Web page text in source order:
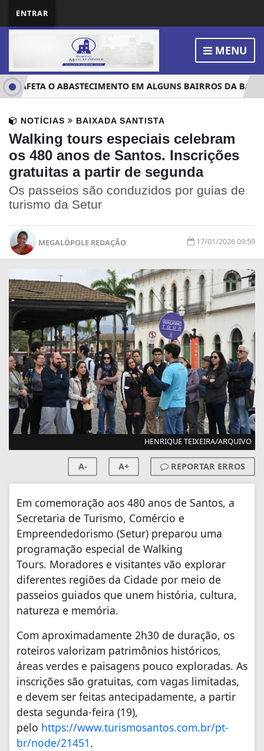
ENTRAR
MENU
AFETA O ABASTECIMENTO EM ALGUNS BAIRROS DA
NOTÍCIAS BAIXADA SANTISTA
Walking tours especiais celebram
os 480 anos de Santos. Inscrições
gratuitas a partir de segunda
Os passeios são conduzidos por guias de
turismo da Setur
MEGALÓPOLE REDAÇÃO 17/01/2026 09:59
HENRIQUE TEIXEIRA/ARQUIVO
A- A+ REPORTAR ERROS
Em comemoração aos 480 anos de Santos, a
Secretaria de Turismo, Comércio e
Empreendedorismo (Setur) preparou uma
programação especial de Walking
Tours. Moradores e visitantes vão explorar
diferentes regiões da Cidade por meio de
passeios guiados que unem história, cultura,
natureza e memória.
Com aproximadamente 2h30 de duração, os
roteiros valorizam patrimônios históricos,
áreas verdes e paisagens pouco exploradas. As
inscrições são gratuitas, com vagas limitadas,
e devem ser feitas antecipadamente, a partir
desta segunda-feira (19),
pelo https://www.turismosantos.com.br/pt-
br/node/21451.